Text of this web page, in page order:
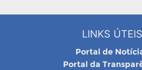
LINKS ÚTEIS
Portal de
Portal da